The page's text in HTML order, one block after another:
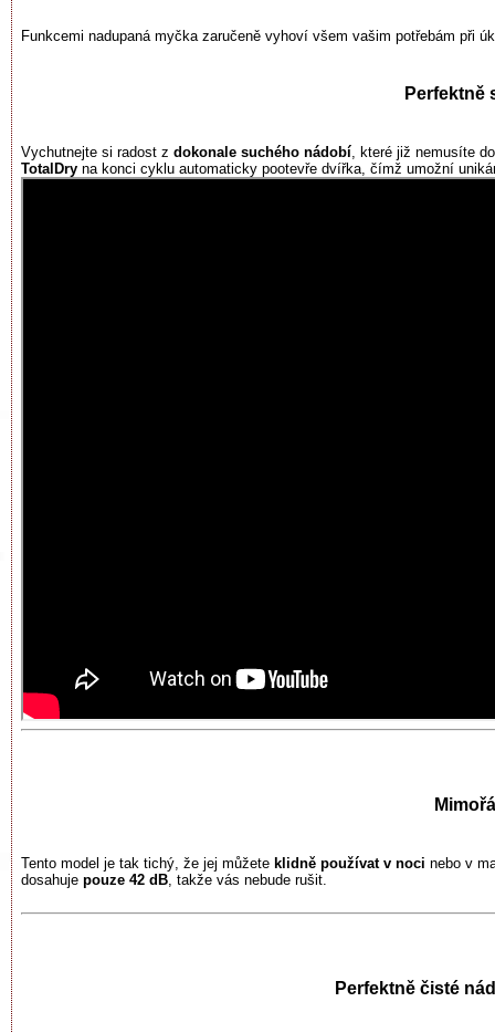
Funkcemi nadupaná myčka zaručeně vyhoví všem vašim potřebám při
Perfektně
Vychutnejte si radost z dokonale suchého nádobí, které již nemusíte
TotalDry na konci cyklu automaticky pootevře dvířka, čímž umožní
Tento model je tak tichý, že jej můžete klidně používat v noci nebo v
dosahuje pouze 42 dB , takže vás nebude rušit.
Perfektně čisté